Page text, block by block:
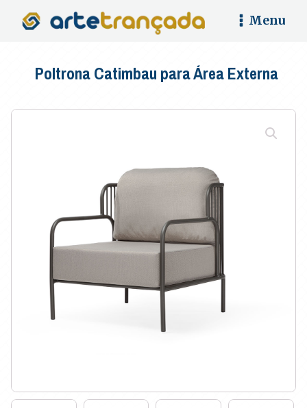
Menu
Poltrona Catimbau para Área Externa